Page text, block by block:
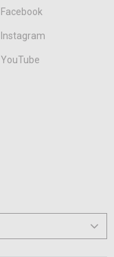
Facebook
Instagram
YouTube